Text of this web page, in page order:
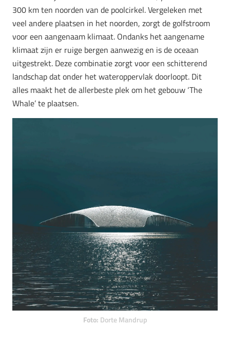
300 km ten noorden van de poolcirkel. Vergeleken met
veel andere plaatsen in het noorden, zorgt de golfstroom
voor een aangenaam klimaat. Ondanks het aangename
klimaat zijn er ruige bergen aanwezig en is de oceaan
uitgestrekt. Deze combinatie zorgt voor een schitterend
landschap dat onder het wateroppervlak doorloopt. Dit
alles maakt het de allerbeste plek om het gebouw ‘The
Whale’ te plaatsen.
Foto: Dorte Mandrup